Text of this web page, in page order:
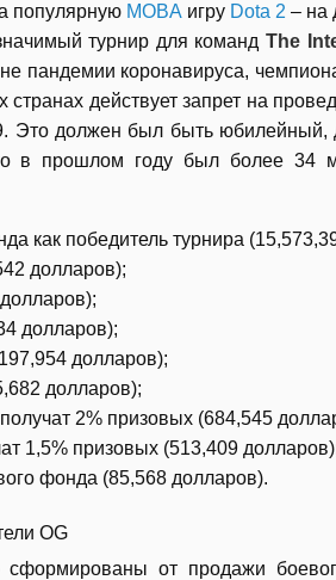
популярную MOBA игру Dota 2 – на
турнир для командThe
пандемии коронавируса,
странах действует запрет на
Это должен был быть юбилейный,
в прошлом году был более 34
как победитель турнира
долларов);
долларов);
долларов);
долларов);
2% призовых (684,545
1,5% призовых (513,409
фонда (85,568 долларов).
от продажи